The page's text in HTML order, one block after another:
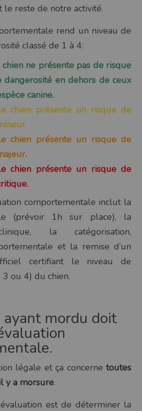
reste de notre activité.
rend un niveau de
classé de 1 à 4:
ne présente pas de risque
en dehors de ceux
canine.
chien présente un risque de
chien présente un risque de
chien présente un risque de
comportementale inclut la
(prévoir 1h sur place), la
la catégorisation,
et la remise d’un
certifiant le niveau de
ou 4) du chien.
ayant mordu doit
légale et ça concerne toutes
y a morsure.
est de déterminer la